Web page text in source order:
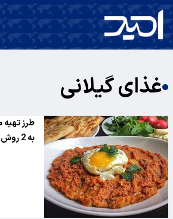
غذای گیلانی
طرز تهیه
به 2 روش مخصوص